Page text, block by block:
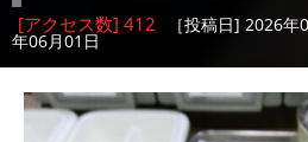
[アクセス数] 412 ［投稿日] 2026
年06月01日